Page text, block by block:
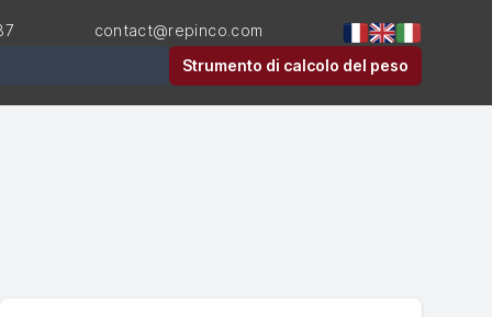
contact@repinco.com
Strumento di calcolo del peso